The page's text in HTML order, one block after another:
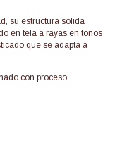
su estructura sólida
en tela a rayas en tonos
que se adapta a
con proceso